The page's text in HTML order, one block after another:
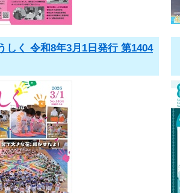
しく 令和8年3月1日発行 第1404